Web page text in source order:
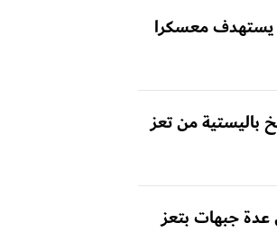
معسكرا
باليستية من تعز
عدة جبهات بتعز